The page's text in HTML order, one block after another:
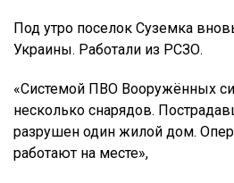
Под утро поселок Суземка
Украины. Работали из РСЗО.
«Системой ПВО Вооружённых
несколько снарядов.
разрушен один жилой дом.
работают на месте»,